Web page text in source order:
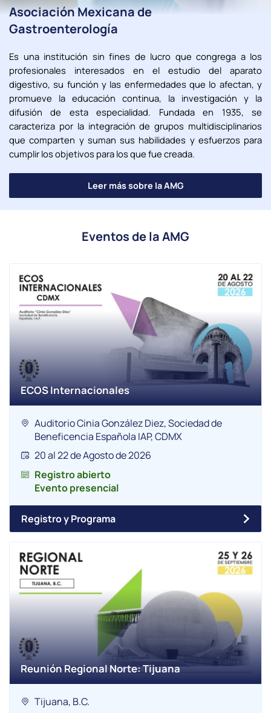
Asociación Mexicana de
Gastroenterología
Es una institución sin fines de lucro que congrega a los
profesionales interesados en el estudio del aparato
digestivo, su función y las enfermedades que lo afectan, y
promueve la educación continua, la investigación y la
difusión de esta especialidad. Fundada en 1935, se
caracteriza por la integración de grupos multidisciplinarios
que comparten y suman sus habilidades y esfuerzos para
cumplir los objetivos para los que fue creada.
Leer más sobre la AMG
Eventos de la AMG
ECOS Internacionales
Auditorio Cinia González Diez, Sociedad de
Beneficencia Española IAP, CDMX
20 al 22 de Agosto de 2026
Registro abierto
Evento presencial
Registro y Programa
Reunión Regional Norte: Tijuana
Tijuana, B.C.